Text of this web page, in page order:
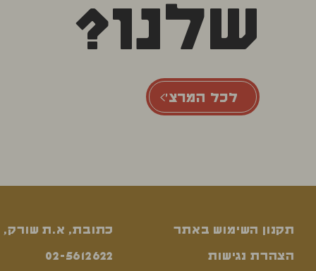
שלנו?
לכל המרצ'
תקנון השימוש באתר
הצהרת נגישות
כתובת, א.ת
02-5612622